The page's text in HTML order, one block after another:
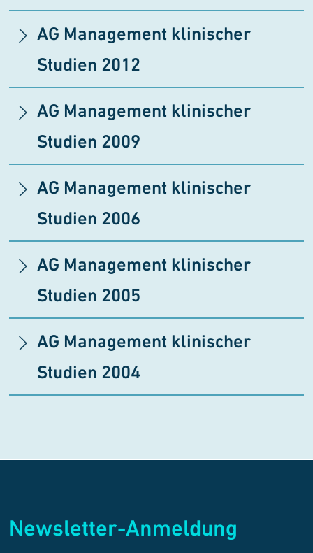
AG Management klinischer
Studien 2012
AG Management klinischer
Studien 2009
AG Management klinischer
Studien 2006
AG Management klinischer
Studien 2005
AG Management klinischer
Studien 2004
Newsletter-Anmeldung